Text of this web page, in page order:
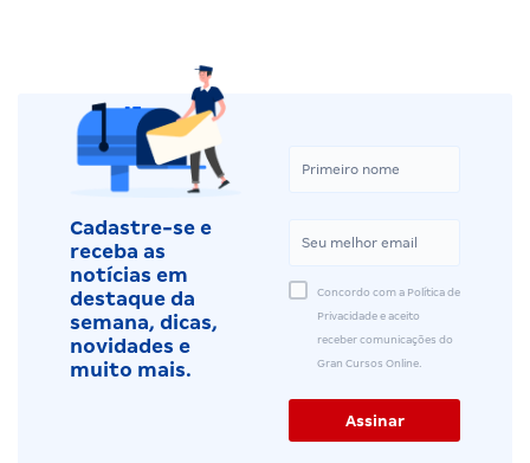
Cadastre-se e
receba as
notícias em
destaque da
semana, dicas,
novidades e
muito mais.
Concordo com a Política de
Privacidade e aceito
receber comunicações do
Gran Cursos Online.